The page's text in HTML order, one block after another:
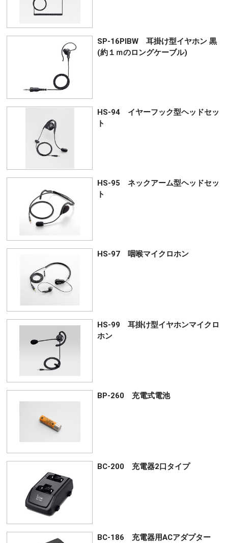
SP-16PIBW 耳掛け型イヤホン 黒
(約１ｍのロングケーブル)
HS-94 イヤーフック型ヘッドセッ
ト
HS-95 ネックアーム型ヘッドセッ
ト
HS-97 咽喉マイクロホン
HS-99 耳掛け型イヤホンマイクロ
ホン
BP-260 充電式電池
BC-200 充電器2口タイプ
BC-186 充電器用ACアダプター